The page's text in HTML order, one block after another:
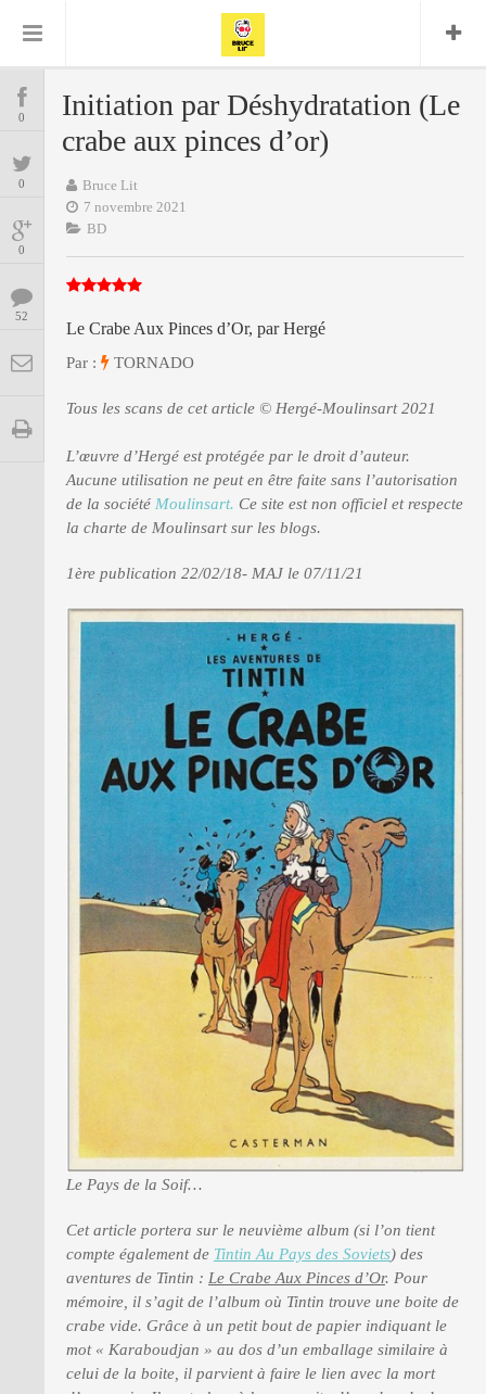
COMICS
MANGAS
BD
ENCYCLOPEGEEK
CINE-SERIES-ANIME
MUSIQUE
LA BRUCE TEAM : SAISON 13
0
0
0
52
Initiation par Déshydratation (Le
crabe aux pinces d’or)
Bruce Lit
7 novembre 2021
BD
Le Crabe Aux Pinces d’Or, par Hergé
Par : TORNADO
Tous les scans de cet article © Hergé-Moulinsart 2021
L’œuvre d’Hergé est protégée par le droit d’auteur.
Aucune utilisation ne peut en être faite sans l’autorisation
de la société Moulinsart. Ce site est non officiel et respecte
la charte de Moulinsart sur les blogs.
1ère publication 22/02/18- MAJ le 07/11/21
Le Pays de la Soif…
Cet article portera sur le neuvième album (si l’on tient
compte également de Tintin Au Pays des Soviets) des
aventures de Tintin : Le Crabe Aux Pinces d’Or. Pour
mémoire, il s’agit de l’album où Tintin trouve une boite de
crabe vide. Grâce à un petit bout de papier indiquant le
mot « Karaboudjan » au dos d’un emballage similaire à
celui de la boite, il parvient à faire le lien avec la mort
Comics
Daredevil Dark Horse DC
Delcourt
Edwige
Encyclopegeek
Figure
Replay
Glénat Graphic Novel
Independants
JP
Nguyen
Marvel Mattie boy
Panini Patrick Faivre Presse
Présence Punisher Rock Semic
Tornado Urban Vertigo xmen